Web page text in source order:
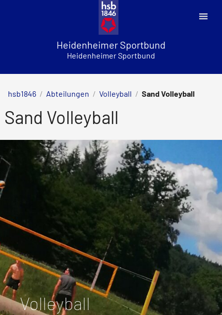
Heidenheimer Sportbund
Heidenheimer Sportbund
hsb1846 / Abteilungen / Volleyball / Sand Volleyball
Sand Volleyball
Volleyball